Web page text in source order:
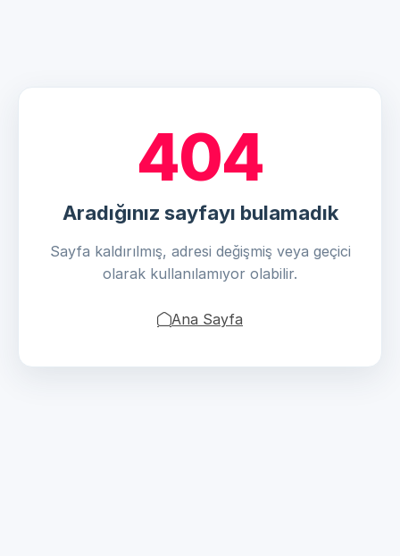
404
Aradığınız sayfayı bulamadık
Sayfa kaldırılmış, adresi değişmiş veya geçici
olarak kullanılamıyor olabilir.
Ana Sayfa